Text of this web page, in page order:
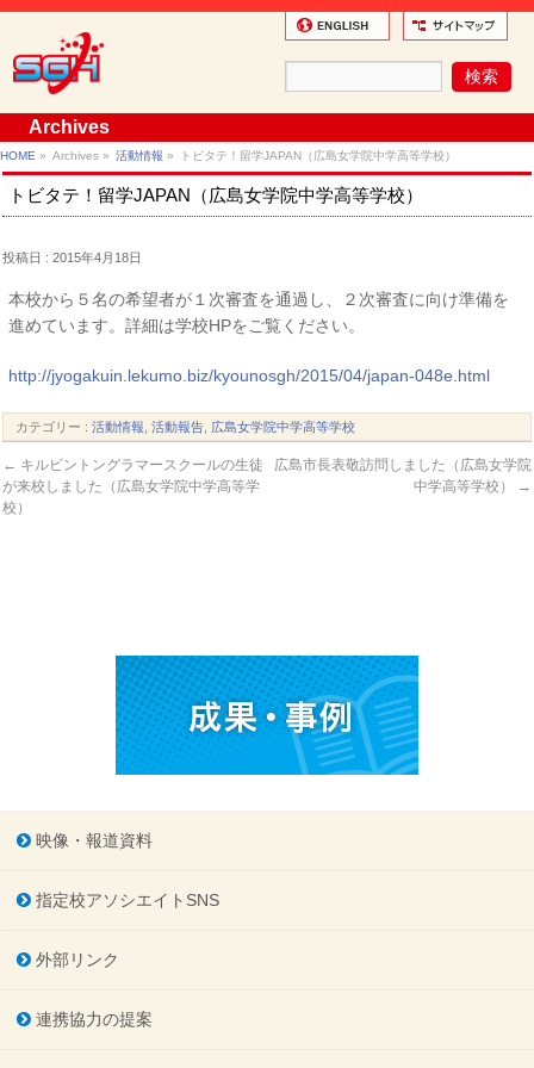
Archives
HOME » Archives » 活動情報 » トビタテ！留学JAPAN（広島女学院中学高等学校）
トビタテ！留学JAPAN（広島女学院中学高等学校）
投稿日 : 2015年4月18日
本校から５名の希望者が１次審査を通過し、２次審査に向け準備を
進めています。詳細は学校HPをご覧ください。
http://jyogakuin.lekumo.biz/kyounosgh/2015/04/japan-048e.html
カテゴリー :活動情報 ,活動報告 広島女学院中学高等学校
← キルビントングラマースクールの生徒
が来校しました（広島女学院中学高等学
校）
広島市長表敬訪問しました（広島女学院
中学高等学校）
→
映像・報道資料
指定校アソシエイトSNS
外部リンク
連携協力の提案